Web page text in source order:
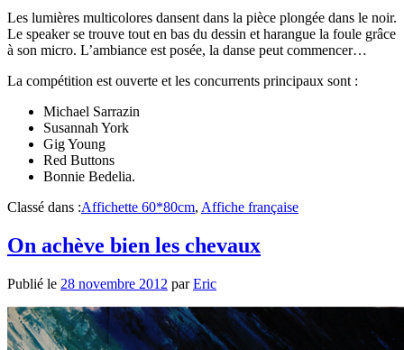
Les lumières multicolores dansent dans la pièce plongée dans le noir.
Le speaker se trouve tout en bas du dessin et harangue la foule grâce
à son micro. L’ambiance est posée, la danse peut commencer…
La compétition est ouverte et les concurrents principaux sont :
Michael Sarrazin
Susannah York
Gig Young
Red Buttons
Bonnie Bedelia.
Classé dans :Affichette 60*80cm, Affiche française
On achève bien les chevaux
Publié le 28 novembre 2012 parEric